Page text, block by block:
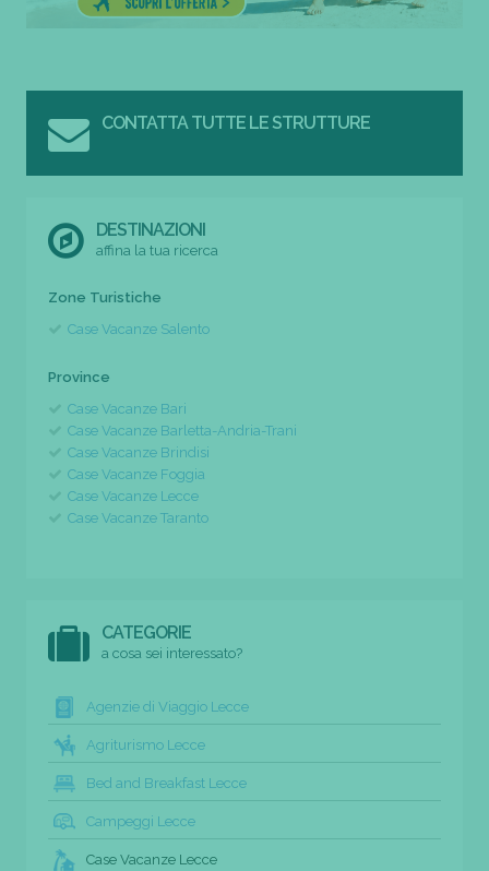
CONTATTA TUTTE LE STRUTTURE
DESTINAZIONI
affina la tua ricerca
Zone Turistiche
Case Vacanze Salento
Province
Case Vacanze Bari
Case Vacanze Barletta-Andria-Trani
Case Vacanze Brindisi
Case Vacanze Foggia
Case Vacanze Lecce
Case Vacanze Taranto
CATEGORIE
a cosa sei interessato?
Agenzie di Viaggio Lecce
Agriturismo Lecce
Bed and Breakfast Lecce
Campeggi Lecce
Case Vacanze Lecce